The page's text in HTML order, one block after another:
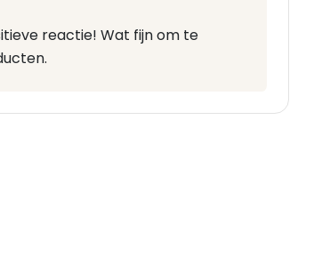
reactie! Wat fijn om te